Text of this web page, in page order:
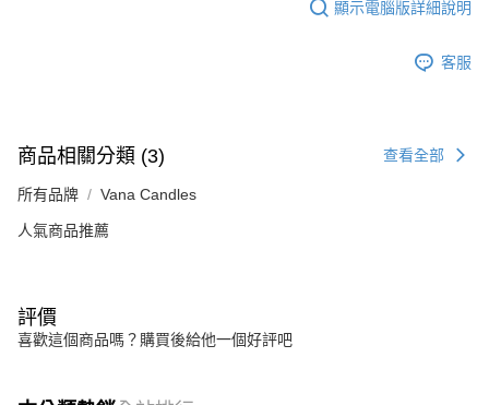
顯示電腦版詳細說明
客服
商品相關分類 (3) 查看全部
所有品牌 Vana Candles
人氣商品推薦
評價
喜歡這個商品嗎？購買後給他一個好評吧